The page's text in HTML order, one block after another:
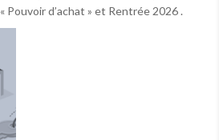
dans l’intersyndicale « Pouvoir d’achat » et Rentrée 2026 .